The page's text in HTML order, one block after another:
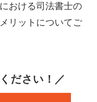
おける司法書士の
リットについてご
ださい！／